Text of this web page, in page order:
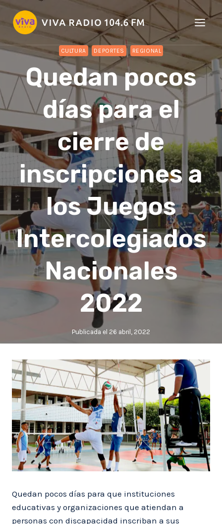
Saltar
contenido
CULTURA DEPORTES REGIONAL
Quedan pocos
días para el
cierre de
inscripciones a
los Juegos
Intercolegiados
Nacionales
2022
Publicada el 26 abril, 2022
Quedan pocos días para que instituciones
educativas y organizaciones que atiendan a
personas con discapacidad inscriban a sus